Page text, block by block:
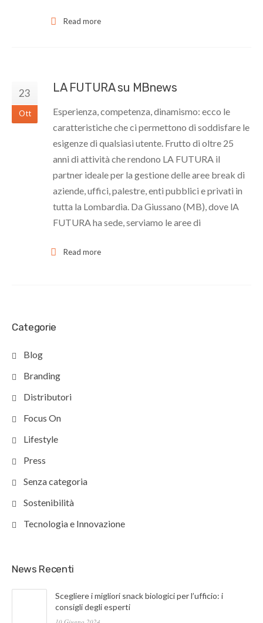
Read more
23
Ott
LA FUTURA su MBnews
Esperienza, competenza, dinamismo: ecco le
caratteristiche che ci permettono di soddisfare le
esigenze di qualsiasi utente. Frutto di oltre 25
anni di attività che rendono LA FUTURA il
partner ideale per la gestione delle aree break di
aziende, uffici, palestre, enti pubblici e privati in
tutta la Lombardia. Da Giussano (MB), dove lA
FUTURA ha sede, serviamo le aree di
Read more
Categorie
Blog
Branding
Distributori
Focus On
Lifestyle
Press
Senza categoria
Sostenibilità
Tecnologia e Innovazione
News Recenti
Scegliere i migliori snack biologici per l’ufficio: i
consigli degli esperti